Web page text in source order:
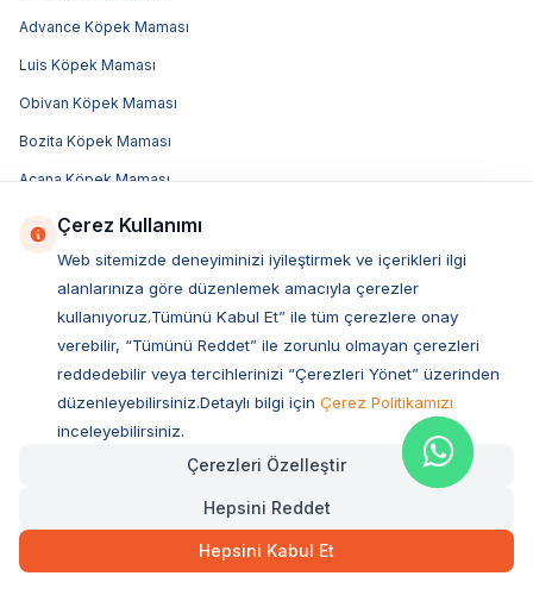
Advance Köpek Maması
Luis Köpek Maması
Obivan Köpek Maması
Bozita Köpek Maması
Acana Köpek Maması
Royal Canin Köpek Maması
Hill's Köpek Maması
Pro Plan Köpek Maması
N&D Köpek Maması
Popüler Markalar
Royal Canin
Hills
Sanebelle
Çerez Kullanımı
Web sitemizde deneyiminizi iyileştirmek ve içerikleri ilgi
alanlarınıza göre düzenlemek amacıyla çerezler
kullanıyoruz.Tümünü Kabul Et” ile tüm çerezlere onay
verebilir, “Tümünü Reddet” ile zorunlu olmayan çerezleri
reddedebilir veya tercihlerinizi “Çerezleri Yönet” üzerinden
düzenleyebilirsiniz.Detaylı bilgi için Çerez Politikamızı
inceleyebilirsiniz.
Çerezleri Özelleştir
Hepsini Reddet
Hepsini Kabul Et